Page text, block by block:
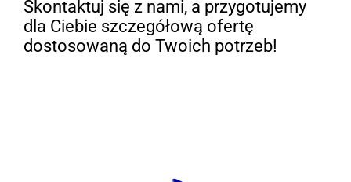
Skontaktuj się z nami, a przygotujemy
dla Ciebie szczegółową ofertę
dostosowaną do Twoich potrzeb!